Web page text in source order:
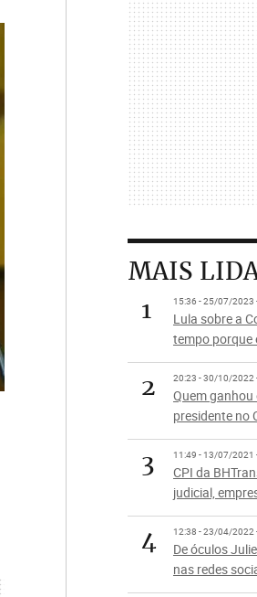
MAIS
1
15:36 - 25/07/2023
Lula sobre a
tempo porque
2 20:23 - 30/10/2022
Quem ganhou
presidente no
3 11:49 - 13/07/2021
CPI da
judicial,
4 12:38 - 23/04/2022
De óculos
nas redes